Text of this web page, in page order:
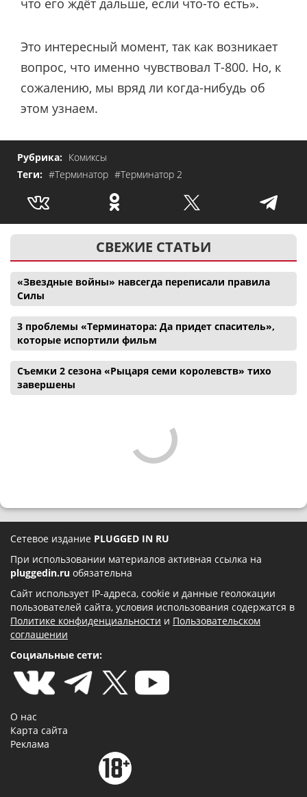
что его ждёт дальше, если что-то есть».
Это интересный момент, так как возникает
вопрос, что именно чувствовал Т-800. Но, к
сожалению, мы вряд ли когда-нибудь об
этом узнаем.
Рубрика: Комиксы
Теги: #Терминатор #Терминатор 2
СВЕЖИЕ СТАТЬИ
«Звездные войны» навсегда переписали правила
Силы
3 проблемы «Терминатора: Да придет спаситель»,
которые испортили фильм
Съемки 2 сезона «Рыцаря семи королевств» тихо
завершены
Сетевое издание PLUGGED IN RU
При использовании материалов активная ссылка на
pluggedin.ru обязательна
Сайт использует IP-адреса, cookie и данные геолокации
пользователей сайта, условия использования содержатся в
Политике конфиденциальности и Пользовательском
соглашении
Социальные сети:
О нас
Карта сайта
Реклама